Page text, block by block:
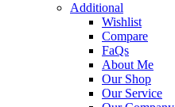
Additional
Wishlist
Compare
FaQs
About Me
Our Shop
Our Service